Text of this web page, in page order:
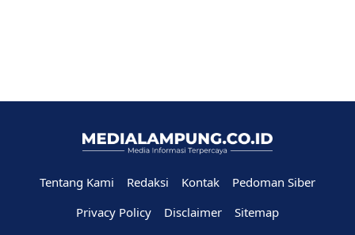
Tentang Kami Redaksi Kontak
Pedoman Siber
Privacy Policy
Disclaimer Sitemap